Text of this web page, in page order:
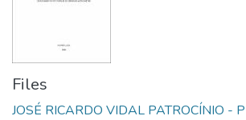
Files
JOSÉ RICARDO VIDAL PATROCÍNIO -